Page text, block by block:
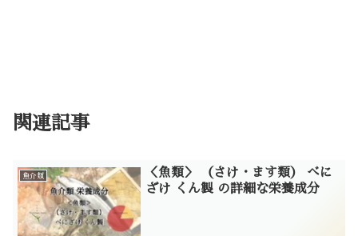
関連記事
魚介類
＜魚類＞ （さけ・ます類） べに
ざけ くん製 の詳細な栄養成分